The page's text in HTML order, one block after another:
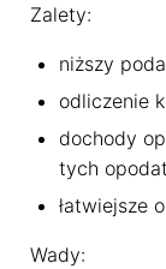
Zalety:
niższy
odliczenie
dochody
tych
łatwiejsze
Wady: